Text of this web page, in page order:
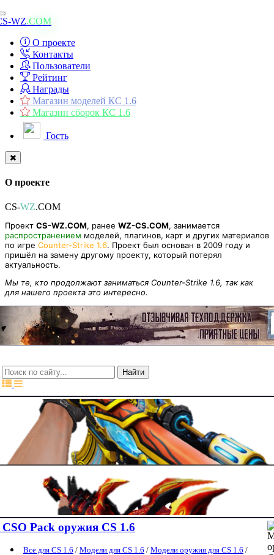
Toggle
navigation
WZ.COM
О проекте
Контакты
Пользователи
Рейтинг
Награды
Магазин моделей КС 1.6
Магазин сборок КС 1.6
Гость
О проекте
CS-WZ.COM
Проект CS-WZ.COM, ранее WZ-CS.COM, занимается
распространением моделей, плагинов, карт и других материалов
по игре Counter-Strike 1.6. Проект был основан в 2009 году и
пришёл на замену другому проекту, который потерял
актуальность.
Мы те, кто продолжают заниматься Counter-Strike 1.6, так как
для нашего проекта это интересно.
CSO Pack оружия CS 1.6
Все для CS 1.6 / Модели для CS 1.6 / Модели оружия для CS 1.6 /